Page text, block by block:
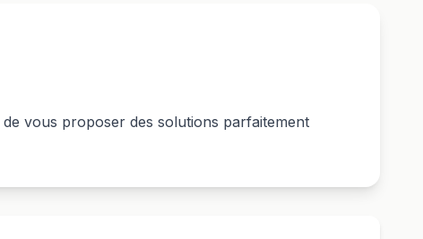
vous proposer des solutions parfaitement